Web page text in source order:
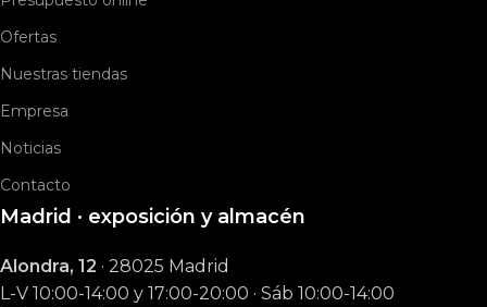
Ofertas
Nuestras tiendas
Empresa
Noticias
Contacto
Madrid · exposición y almacén
Alondra, 12 · 28025 Madrid
L-V 10:00-14:00 y 17:00-20:00 · Sáb 10:00-14:00